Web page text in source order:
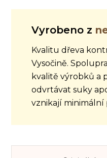
Vyrobeno z
Kvalitu dřeva
Vysočině.
kvalitě výrobků a
odvrtávat suky
vznikají minimální